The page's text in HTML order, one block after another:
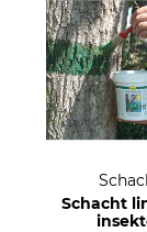
Schacht